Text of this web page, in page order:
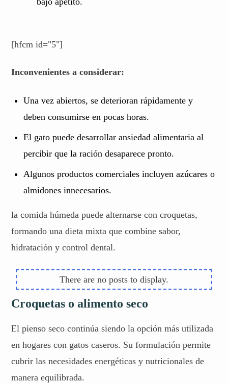
[hfcm id="5"]
Inconvenientes a considerar:
Una vez abiertos, se deterioran rápidamente y
deben consumirse en pocas horas.
El gato puede desarrollar ansiedad alimentaria al
percibir que la ración desaparece pronto.
Algunos productos comerciales incluyen azúcares o
almidones innecesarios.
la comida húmeda puede alternarse con croquetas,
formando una dieta mixta que combine sabor,
hidratación y control dental.
Croquetas o alimento seco
El pienso seco continúa siendo la opción más utilizada
en hogares con gatos caseros. Su formulación permite
cubrir las necesidades energéticas y nutricionales de
manera equilibrada.